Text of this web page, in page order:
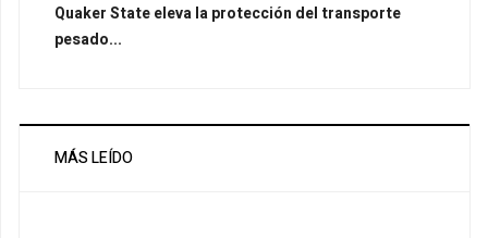
Quaker State eleva la protección del transporte
pesado...
MÁS LEÍDO